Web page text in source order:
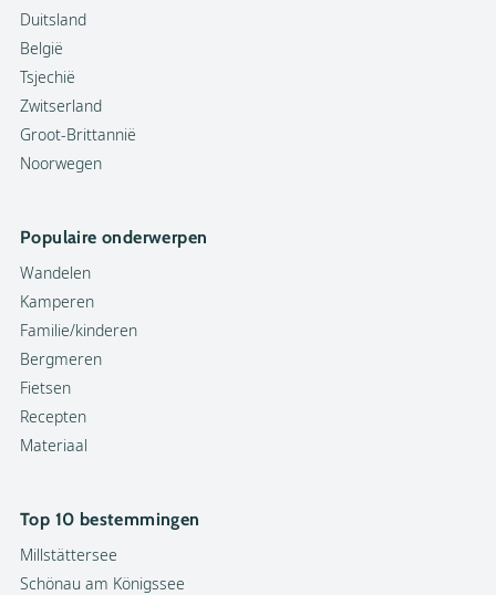
Duitsland
België
Tsjechië
Zwitserland
Groot-Brittannië
Noorwegen
Populaire onderwerpen
Wandelen
Kamperen
Familie/kinderen
Bergmeren
Fietsen
Recepten
Materiaal
Top 10 bestemmingen
Millstättersee
Schönau am Königssee